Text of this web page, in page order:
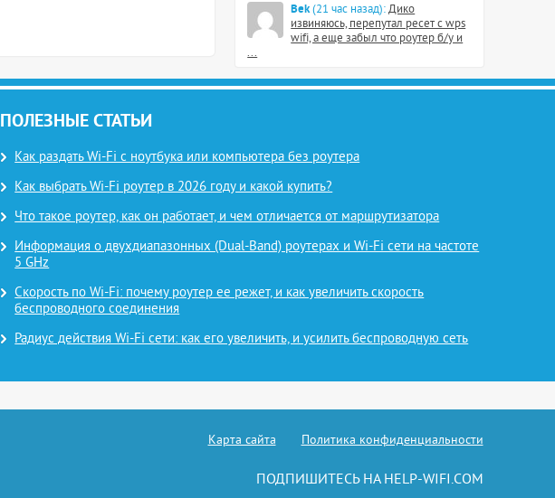
Bek(21 час назад): Дико
извиняюсь, перепутал ресет с wps
wifi, а еще забыл что роутер б/у и
...
ПОЛЕЗНЫЕ СТАТЬИ
Как раздать Wi-Fi с ноутбука или компьютера без роутера
Как выбрать Wi-Fi роутер в 2026 году и какой купить?
Что такое роутер, как он работает, и чем отличается от маршрутизатора
Информация о двухдиапазонных (Dual-Band) роутерах и Wi-Fi сети на частоте
5 GHz
Скорость по Wi-Fi: почему роутер ее режет, и как увеличить скорость
беспроводного соединения
Радиус действия Wi-Fi сети: как его увеличить, и усилить беспроводную сеть
Карта сайта Политика конфиденциальности
ПОДПИШИТЕСЬ НА HELP-WIFI.COM